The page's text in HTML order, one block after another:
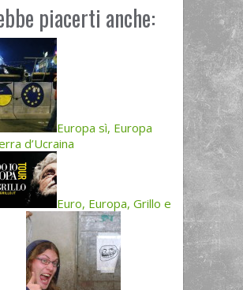
piacerti anche:
Europa sì, Europa
d’Ucraina
Euro, Europa, Grillo e